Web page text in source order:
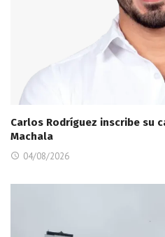
Carlos Rodríguez inscribe su
Machala
04/08/2026